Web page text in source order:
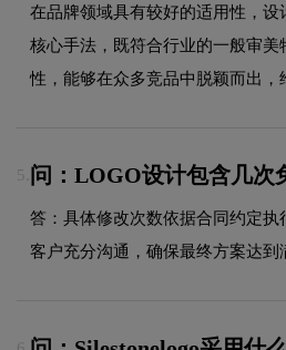
在品牌领域具有较好的适用性，
核心手法，既符合行业的一般审
性，能够在众多竞品中脱颖而出，
5. 问：LOGO设计包含几次
答：具体修改次数依据合同约定
客户充分沟通，确保最终方案达到